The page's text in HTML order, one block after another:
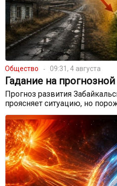
Общество 09:31, 4 августа
Гадание на
Прогноз развития
проясняет ситуацию, но